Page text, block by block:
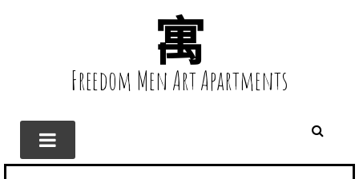
寓
Freedom Men Art Apartments